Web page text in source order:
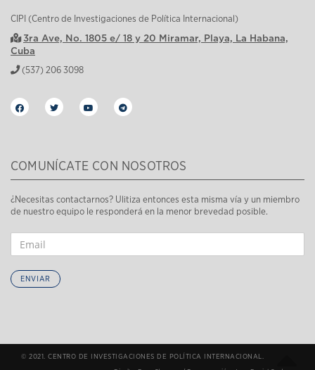
CIPI (Centro de Investigaciones de Política Internacional)
3ra Ave, No. 1805 e/ 18 y 20 Miramar, Playa, La Habana,
Cuba
(537) 206 3098
COMUNÍCATE CON NOSOTROS
¿Necesitas contactarnos? Ulitiza entonces esta misma vía y un miembro
de nuestro equipo le responderá en la menor brevedad posible.
ENVIAR
© 2021. CENTRO DE INVESTIGACIONES DE POLÍTICA INTERNACIONAL.